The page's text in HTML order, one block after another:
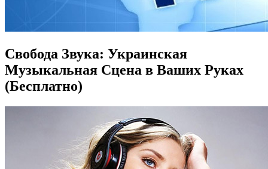
Свобода Звука: Украинская
Музыкальная Сцена в Ваших Руках
(Бесплатно)